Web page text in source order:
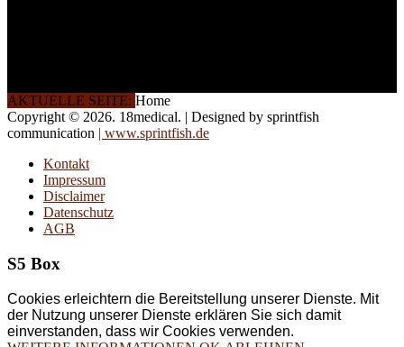
AKTUELLE SEITE: Home
Copyright © 2026. 18medical. | Designed by sprintfish
communication | www.sprintfish.de
Kontakt
Impressum
Disclaimer
Datenschutz
AGB
S5 Box
Cookies erleichtern die Bereitstellung unserer Dienste. Mit
der Nutzung unserer Dienste erklären Sie sich damit
einverstanden, dass wir Cookies verwenden.